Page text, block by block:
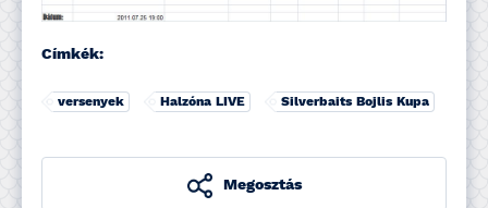
Címkék:
versenyek Halzóna LIVE Silverbaits Bojlis Kupa
Megosztás